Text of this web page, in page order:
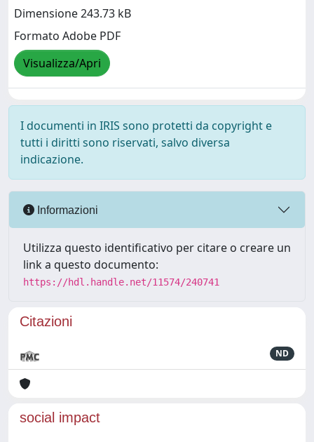
Dimensione 243.73 kB
Formato Adobe PDF
Visualizza/Apri
I documenti in IRIS sono protetti da copyright e
tutti i diritti sono riservati, salvo diversa
indicazione.
Informazioni
Utilizza questo identificativo per citare o creare un
link a questo documento:
https://hdl.handle.net/11574/240741
Citazioni
ND
social impact